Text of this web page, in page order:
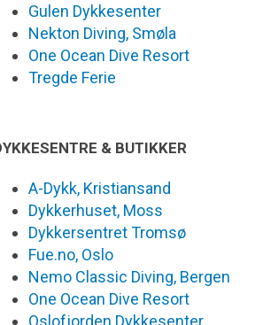
Gulen Dykkesenter
Nekton Diving, Smøla
One Ocean Dive Resort
Tregde Ferie
& BUTIKKER
A-Dykk, Kristiansand
Dykkerhuset, Moss
Dykkersentret Tromsø
Fue.no, Oslo
Nemo Classic Diving, Bergen
One Ocean Dive Resort
Oslofjorden Dykkesenter